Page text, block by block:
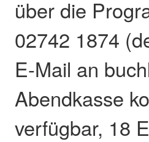
über die
02742 1874
E-Mail an
Abendkasse
verfügbar, 18